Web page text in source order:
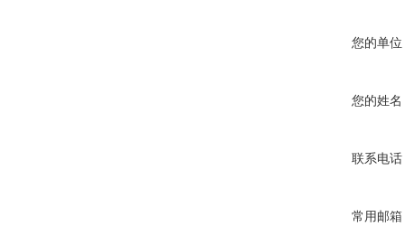
您的单位
您的姓名
联系电话
常用邮箱